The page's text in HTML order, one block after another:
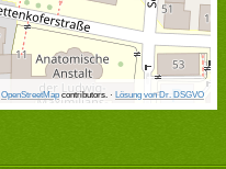
OpenStreetMapcontributors. · Lösung von Dr. DSGVO